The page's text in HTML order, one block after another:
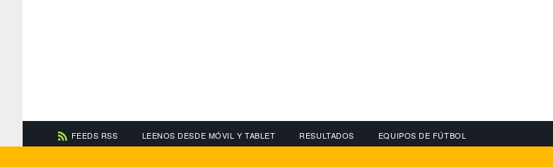
FEEDS RSS LEENOS DESDE MÓVIL Y TABLET RESULTADOS EQUIPOS DE FÚTBOL